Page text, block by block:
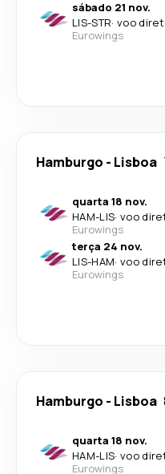
sábado 21 nov.
LIS-STR· voo
Eurowings
Hamburgo - Lisboa
quarta 18 nov.
HAM-LIS· voo
Eurowings
terça 24 nov.
LIS-HAM· voo
Eurowings
Hamburgo - Lisboa
quarta 18 nov.
HAM-LIS· voo
Eurowings